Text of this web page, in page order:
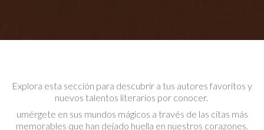
Explora esta sección para descubrir a tus autores favoritos y
nuevos talentos literarios por conocer.
umérgete en sus mundos mágicos a través de las citas más
memorables que han dejado huella en nuestros corazones.